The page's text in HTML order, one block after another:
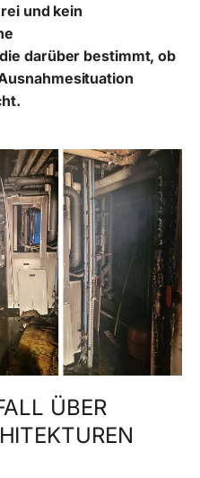
und kein
darüber bestimmt, ob
ÜBER